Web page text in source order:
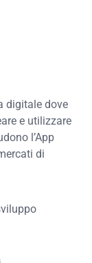
digitale dove
e utilizzare
l’App
di